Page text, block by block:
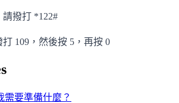
撥打 *122#
109，然後按 5，再按 0
需要準備什麼？